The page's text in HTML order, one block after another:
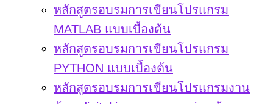
หลักสูตรอบรมการเขียนโปรแกรม
MATLAB แบบเบื้องต้น
หลักสูตรอบรมการเขียนโปรแกรม
PYTHON แบบเบื้องต้น
หลักสูตรอบรมการเขียนโปรแกรมงาน